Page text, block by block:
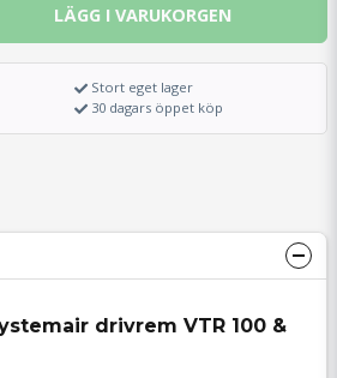
LÄGG I VARUKORGEN
Stort eget lager
30 dagars öppet köp
drivrem VTR 100 &